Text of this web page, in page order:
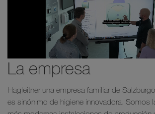
La empresa
Hagleitner una empresa familiar de
es sinónimo de higiene innovadora. Somos